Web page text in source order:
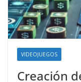
VIDEOJUEGOS
Creación